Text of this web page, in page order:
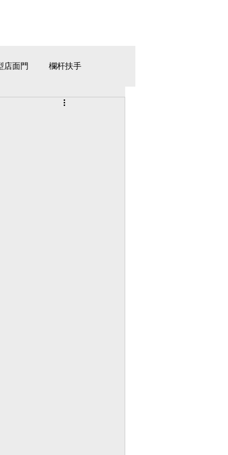
店面門 欄杆扶手